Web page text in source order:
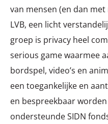
van mensen (en dan
LVB, een licht
groep is privacy heel
serious game waarmee
bordspel, video’s en
een toegankelijke en
en bespreekbaar
ondersteunde SIDN